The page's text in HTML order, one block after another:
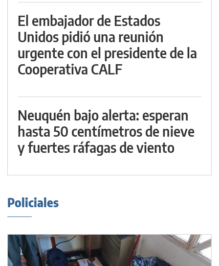
El embajador de Estados
Unidos pidió una reunión
urgente con el presidente de la
Cooperativa CALF
Neuquén bajo alerta: esperan
hasta 50 centímetros de nieve
y fuertes ráfagas de viento
Policiales